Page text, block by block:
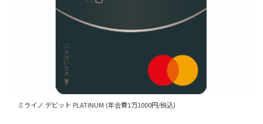
ミライノ デビット PLATINUM (年会費1万1000円/税込)